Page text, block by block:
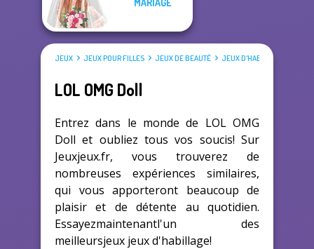
MARIAGE
JEUX JEUX POUR FILLES JEUX DE BEAUTÉ JEUX D'HABILLAGE
LOL OMG Doll
Entrez dans le monde de LOL OMG
Doll et oubliez tous vos soucis! Sur
Jeuxjeux.fr, vous trouverez de
nombreuses expériences similaires,
qui vous apporteront beaucoup de
plaisir et de détente au quotidien.
Essayezmaintenantl'un des
meilleursjeux jeux d'habillage!